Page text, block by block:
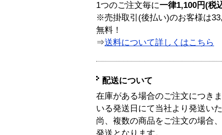
1つのご注文毎に一律1,100円(税
※売掛取引(後払い)のお客様は
無料！
⇒送料について詳しくはこちら
配送について
在庫がある場合のご注文につき
いる発送日にて当社より発送い
尚、複数の商品をご注文の場合